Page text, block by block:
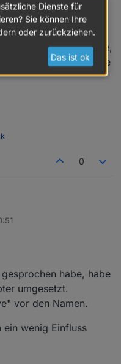
den Baustein, also die
und dann exportieren in
in Dein anderes
ich die Funktion finde,
Script einzelne Teile
0
den Baustein, also die
habe, habe
umgesetzt.
vor den Namen.
wenig Einfluss
Dienste für
Sie können Ihre
oder zurückziehen.
Das ist ok